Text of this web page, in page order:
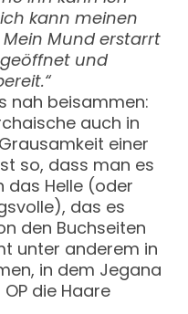
kann meinen
Mund erstarrt
und
nah beisammen:
auch in
einer
so, dass man es
das Helle (oder
das es
den Buchseiten
unter anderem in
in dem Jegana
die Haare